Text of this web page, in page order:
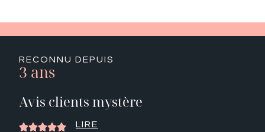
RECONNU DEPUIS
3 ans
Avis clients mystère
 LIRE